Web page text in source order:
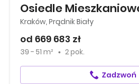
Kraków, Prądnik Biały
od 669 683 zł
39 - 51 m² 2 pok.
Zadzwoń